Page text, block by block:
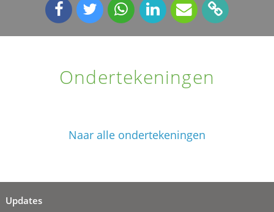
Ondertekeningen
Naar alle ondertekeningen
Updates